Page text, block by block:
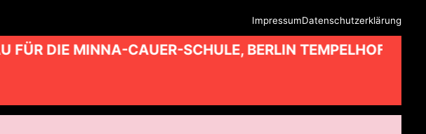
ImpressumDatenschutzerklärung
FÜR DIE MINNA-CAUER-SCHULE, BERLIN TEMPELHOF //